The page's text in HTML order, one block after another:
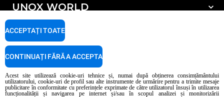
Toate accesoriile
Detergent pentru spălarea automată
Detergent pentru spălarea manuală
Tratarea apei cu filtru de rășină
UNOX WORLD
Sediile noastre în lume
SUPORT
Garanția Unox
Localizator service
AI Content Disclaimer
Privacy policy Cookie policy
Acest site utilizează cookie-uri tehnice și, numai după obținerea consimțământului
utilizatorului, cookie-uri de profil sau alte instrumente de urmărire pentru a trimite mesaje
publicitare în conformitate cu preferințele exprimate de către utilizatorul însuși în utilizarea
funcționalității și navigarea pe internet și/sau în scopul analizei și monitorizării
ACCEPTAȚI TOATE
CONTINUAȚI FĂRĂ A ACCEPTA